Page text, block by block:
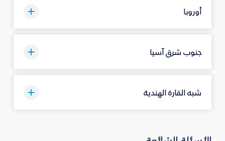
أوروبا
جنوب شرق آسيا
شبه القارة الهندية